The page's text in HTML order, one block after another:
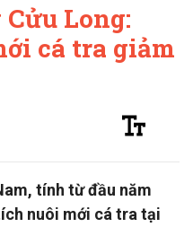
Long:
cá tra giảm
tính từ đầu năm
nuôi mới cá tra tại